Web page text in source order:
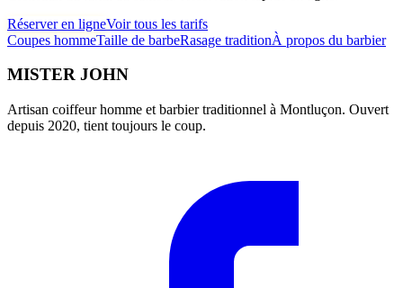
Réserver en ligneVoir tous les tarifs
Coupes hommeTaille de barbeRasage traditionÀ propos du barbier
MISTER JOHN
Artisan coiffeur homme et barbier traditionnel à Montluçon. Ouvert
depuis 2020, tient toujours le coup.